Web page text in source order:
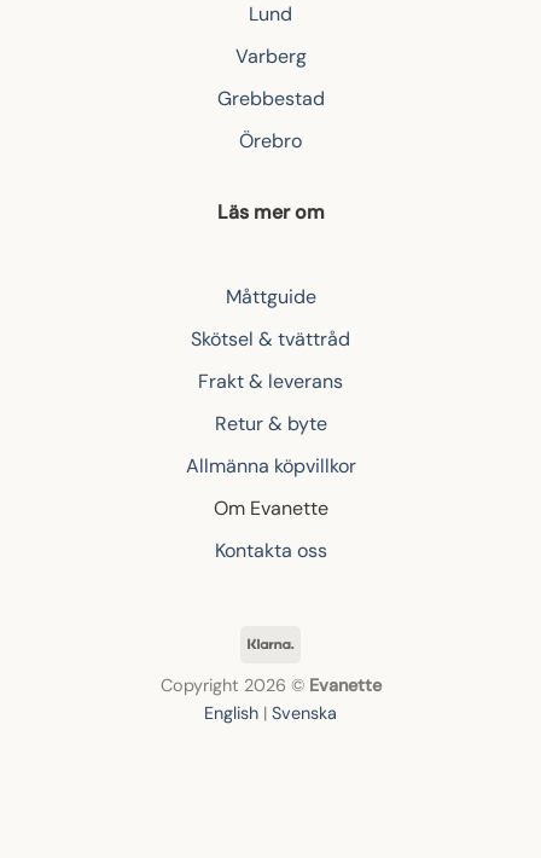
Lund
Varberg
Grebbestad
Örebro
Läs mer om
Måttguide
Skötsel & tvättråd
Frakt & leverans
Retur & byte
Allmänna köpvillkor
Om Evanette
Kontakta oss
Klarna
Copyright 2026 © Evanette
English | Svenska